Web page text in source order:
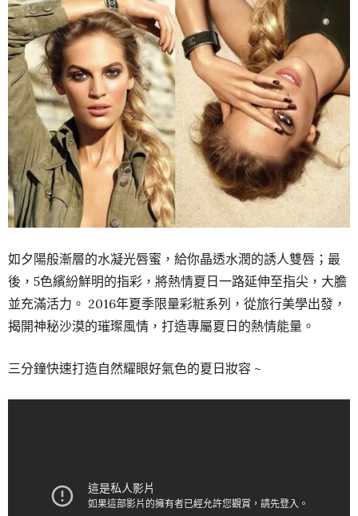
如夕陽般漸層的水凝光唇蜜，給你晶透水潤的誘人雙唇；最
後，5色繽紛鮮明的指彩，將熱情夏日一路延伸至指尖，大膽
並充滿活力。 2016年夏季限量彩粧系列，從旅行美學出發，
揭開神秘沙漠的璀璨風情，打造專屬夏日的熱情能量。
三分鐘快速打造自然耀眼好氣色的夏日妝容 ~